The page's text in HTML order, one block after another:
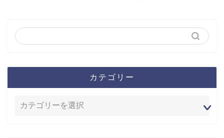
カテゴリー